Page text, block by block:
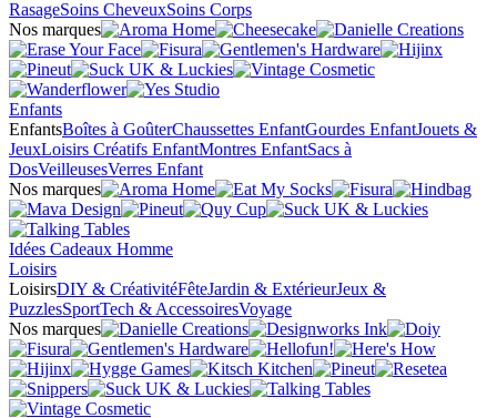
RasageSoins CheveuxSoins Corps
Nos marques
Enfants
EnfantsBoîtes à GoûterChaussettes EnfantGourdes EnfantJouets &
JeuxLoisirs Créatifs EnfantMontres EnfantSacs à
DosVeilleusesVerres Enfant
Nos marques
Idées Cadeaux Homme
Loisirs
LoisirsDIY & CréativitéFêteJardin & ExtérieurJeux &
PuzzlesSportTech & AccessoiresVoyage
Nos marques